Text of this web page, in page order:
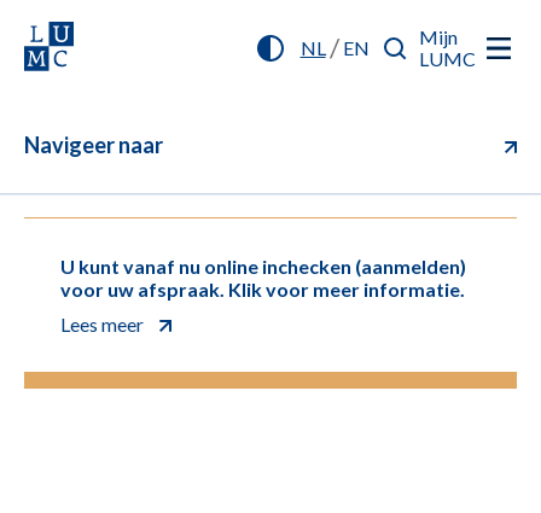
NL/ EN
Mijn
LUMC
Navigeer naar
U kunt vanaf nu online inchecken (aanmelden)
voor uw afspraak. Klik voor meer informatie.
Lees meer